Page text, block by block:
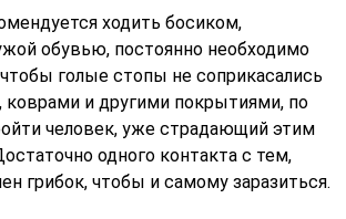
ходить босиком,
обувью, постоянно необходимо
голые стопы не соприкасались
коврами и другими покрытиями, по
человек, уже страдающий этим
одного контакта с тем,
грибок, чтобы и самому заразиться.